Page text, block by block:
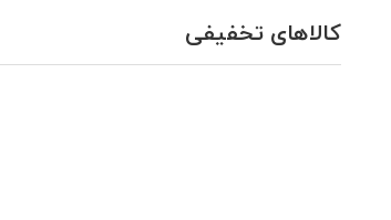
کالاهای تخفیفی